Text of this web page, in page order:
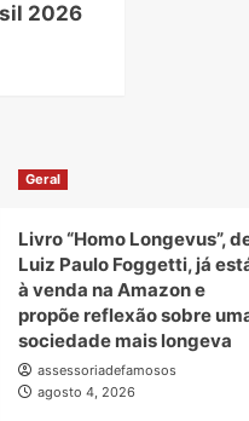
2026
Geral
Livro “Homo Longevus”,
Luiz Paulo Foggetti, já
à venda na Amazon e
propõe reflexão sobre
sociedade mais longeva
assessoriadefamosos
agosto 4, 2026